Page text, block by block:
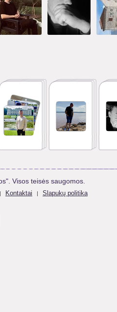
Visos teisės saugomos.
| Kontaktai | Slapukų politika